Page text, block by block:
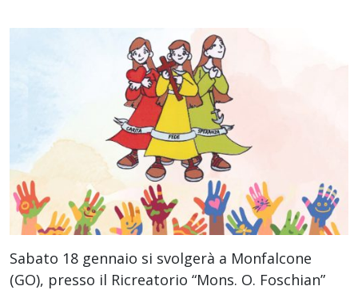
Sabato 18 gennaio si svolgerà a Monfalcone
(GO), presso il Ricreatorio “Mons. O. Foschian”